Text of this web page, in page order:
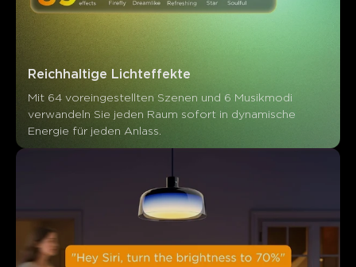
Reichhaltige Lichteffekte
Mit 64 voreingestellten Szenen und 6 Musikmodi
verwandeln Sie jeden Raum sofort in dynamische
Energie für jeden Anlass.